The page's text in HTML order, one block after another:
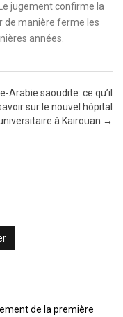
jugement confirme la
de manière ferme les
années.
Arabie saoudite: ce qu’il
sur le nouvel hôpital
à Kairouan →
de la première